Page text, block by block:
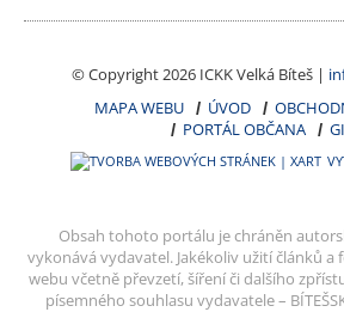
© Copyright 2026 ICKK Velká Bíteš |
MAPA WEBU
ÚVOD
PORTÁL OBČANA
Obsah tohoto portálu je chráněn
vykonává vydavatel. Jakékoliv užití článků
webu včetně převzetí, šíření či dalšího
písemného souhlasu vydavatele –